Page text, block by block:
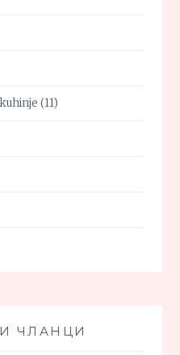
(11)
ЧЛАНЦИ